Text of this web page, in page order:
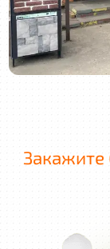
Закажите